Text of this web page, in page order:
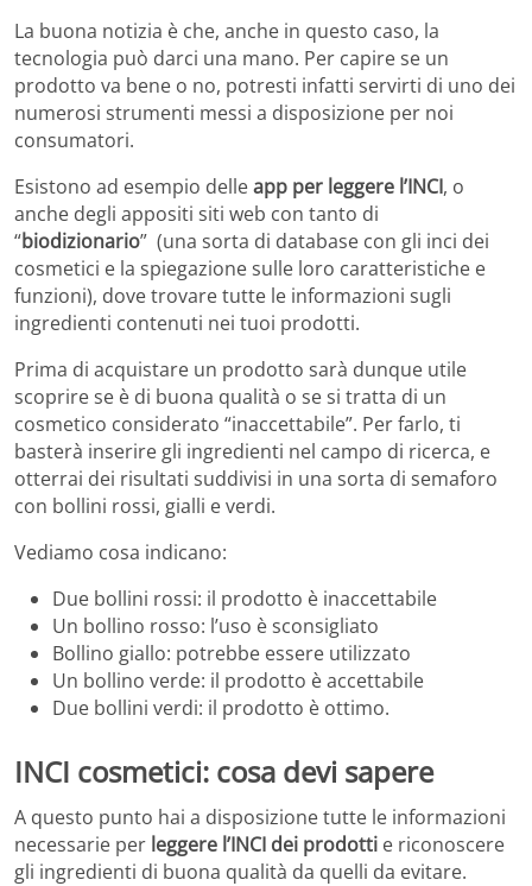
La buona notizia è che, anche in questo caso, la
tecnologia può darci una mano. Per capire se un
prodotto va bene o no, potresti infatti servirti di uno dei
numerosi strumenti messi a disposizione per noi
consumatori.
Esistono ad esempio delleapp per leggere l’INCI, o
anche degli appositi siti web con tanto di
“biodizionario” (una sorta di database con gli inci dei
cosmetici e la spiegazione sulle loro caratteristiche e
funzioni), dove trovare tutte le informazioni sugli
ingredienti contenuti nei tuoi prodotti.
Prima di acquistare un prodotto sarà dunque utile
scoprire se è di buona qualità o se si tratta di un
cosmetico considerato “inaccettabile”. Per farlo, ti
basterà inserire gli ingredienti nel campo di ricerca, e
otterrai dei risultati suddivisi in una sorta di semaforo
con bollini rossi, gialli e verdi.
Vediamo cosa indicano:
Due bollini rossi: il prodotto è inaccettabile
Un bollino rosso: l’uso è sconsigliato
Bollino giallo: potrebbe essere utilizzato
Un bollino verde: il prodotto è accettabile
Due bollini verdi: il prodotto è ottimo.
INCI cosmetici: cosa devi sapere
A questo punto hai a disposizione tutte le informazioni
necessarie per leggere l’INCI dei prodotti e riconoscere
gli ingredienti di buona qualità da quelli da evitare.